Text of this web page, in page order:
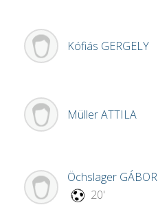
Kófiás GERGELY
MüllerATTILA
Öchslager GÁBOR
20'